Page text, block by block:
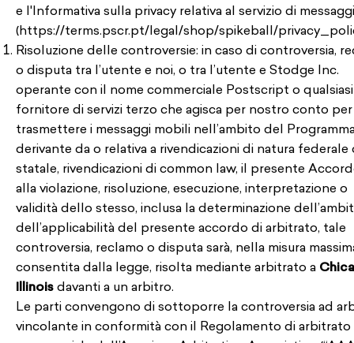
e l'Informativa sulla privacy relativa al servizio di
(https://terms.pscr.pt/legal/shop/spikeball/
Risoluzione delle controversie: in caso di controversia,
o disputa tra l’utente e noi, o tra l’utente e Stodge Inc.
operante con il nome commerciale Postscript o
fornitore di servizi terzo che agisca per nostro conto per
trasmettere i messaggi mobili nell’ambito del
derivante da o relativa a rivendicazioni di natura federale
statale, rivendicazioni di common law, il presente
alla violazione, risoluzione, esecuzione, interpretazione o
validità dello stesso, inclusa la determinazione
dell’applicabilità del presente accordo di arbitrato, tale
controversia, reclamo o disputa sarà, nella misura
consentita dalla legge, risolta mediante arbitrato a
Illinois davanti a un arbitro.
Le parti convengono di sottoporre la controversia ad
vincolante in conformità con il Regolamento di arbitrato